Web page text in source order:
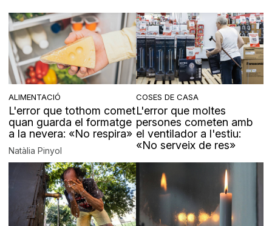
ALIMENTACIÓ
L'error que tothom comet
quan guarda el formatge
a la nevera: «No respira»
Natàlia Pinyol
COSES DE CASA
L'error que moltes
persones cometen amb
el ventilador a l'estiu:
«No serveix de res»